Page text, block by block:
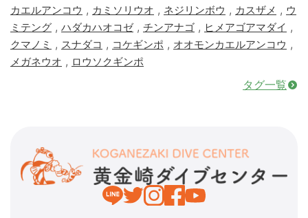
カエルアンコウ , カミソリウオ , ネジリンボウ , カスザメ , ウ
ミテング , ハダカハオコゼ, チンアナゴ , ヒメアゴアマダイ ,
クマノミ , スナダコ , コケギンポ , オオモンカエルアンコウ ,
メガネウオ , ロウソクギンポ
タグ一覧